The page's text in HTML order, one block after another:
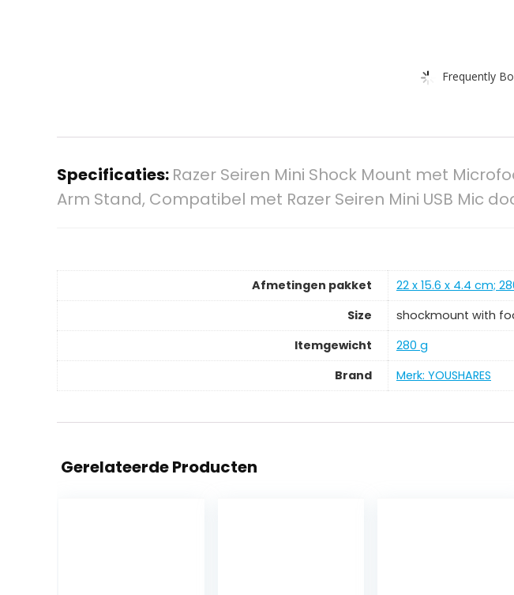
Frequently
Specificaties: Razer Seiren Mini Shock Mount met
Arm Stand, Compatibel met Razer Seiren Mini USB Mic
Afmetingen pakket
‎22 x 15.6 x 4.4 cm;
Size
‎shockmount with
Itemgewicht
‎280 g
Brand
Merk: YOUSHARES
Gerelateerde Producten